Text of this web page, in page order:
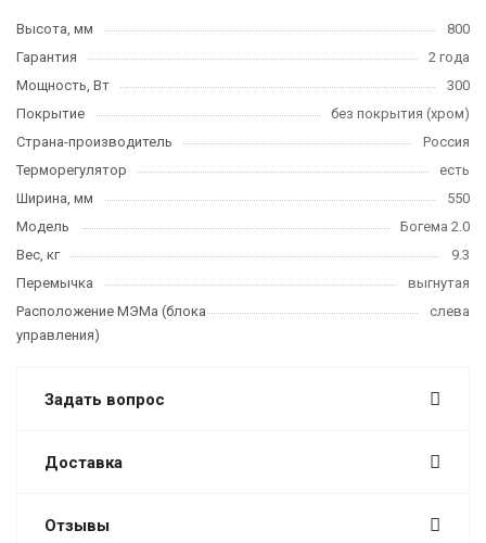
Высота, мм
800
Гарантия
2 года
Мощность, Вт
300
Покрытие
без покрытия (хром)
Страна-производитель
Россия
Терморегулятор
есть
Ширина, мм
550
Модель
Богема 2.0
Вес, кг
9.3
Перемычка
выгнутая
Расположение МЭМа (блока
управления)
слева
Задать вопрос
Доставка
Отзывы